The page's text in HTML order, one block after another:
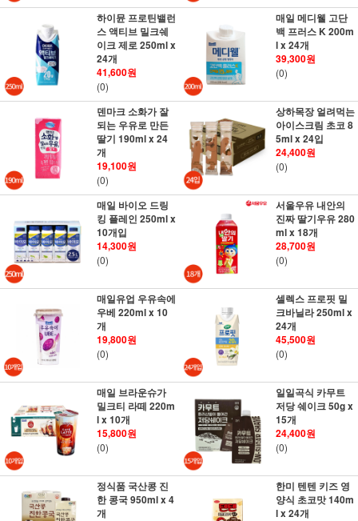
하이뮨 프로틴밸런
스 액티브 밀크쉐
이크 제로 250ml x
24개
41,600원
(0)
매일 메디웰 고단
백 프러스 K 200m
l x 24개
39,300원
(0)
덴마크 소화가 잘
되는 우유로 만든
딸기 190ml x 24
개
19,100원
(0)
상하목장 얼려먹는
아이스크림 초코 8
5ml x 24입
24,400원
(0)
매일 바이오 드링
킹 플레인 250ml x
10개입
14,300원
(0)
서울우유 내안의
진짜 딸기우유 280
ml x 18개
28,700원
(0)
매일유업 우유속에
우베 220ml x 10
개
19,800원
(0)
셀렉스 프로핏 밀
크바닐라 250ml x
24개
45,500원
(0)
매일 브라운슈가
밀크티 라떼 220m
l x 10개
15,800원
(0)
일일곡식 카무트
저당 쉐이크 50g x
15개
24,400원
(0)
정식품 국산콩 진
한 콩국 950ml x 4
개
한미 텐텐 키즈 영
양식 초코맛 140m
l x 24개